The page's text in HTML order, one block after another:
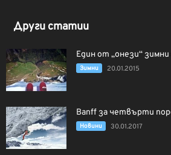
Други статии
Един от „онези“ зимни
Зимни 20.01.2015
Banff за четвърти
Новини 30.01.2017